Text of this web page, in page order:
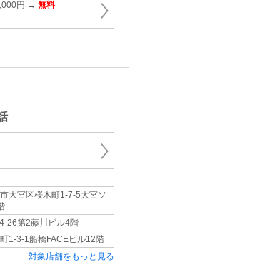
円 → 無料
大宮区桜木町1-7-5大宮ソ
26第2藤川ビル4階
1-3-1船橋FACEビル12階
対象店舗をもっと見る